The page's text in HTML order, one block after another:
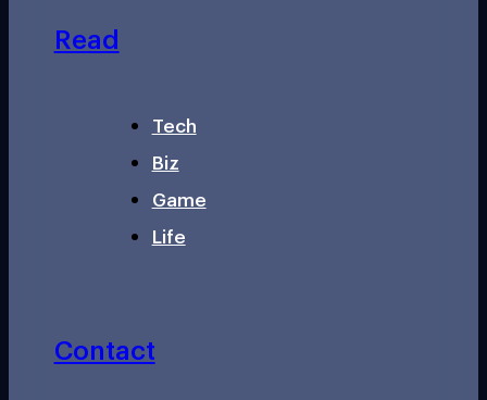
Read
Tech
Biz
Game
Life
Contact